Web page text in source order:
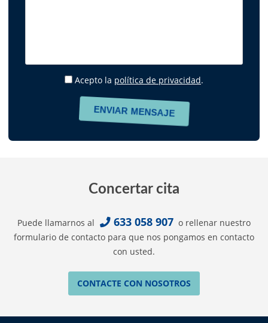
Acepto la política de privacidad.
Concertar cita
Puede llamarnos al 633 058 907 o rellenar nuestro
formulario de contacto para que nos pongamos en contacto
con usted.
CONTACTE CON NOSOTROS